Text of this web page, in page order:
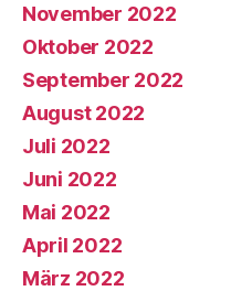
November 2022
Oktober 2022
September 2022
August 2022
Juli 2022
Juni 2022
Mai 2022
April 2022
März 2022